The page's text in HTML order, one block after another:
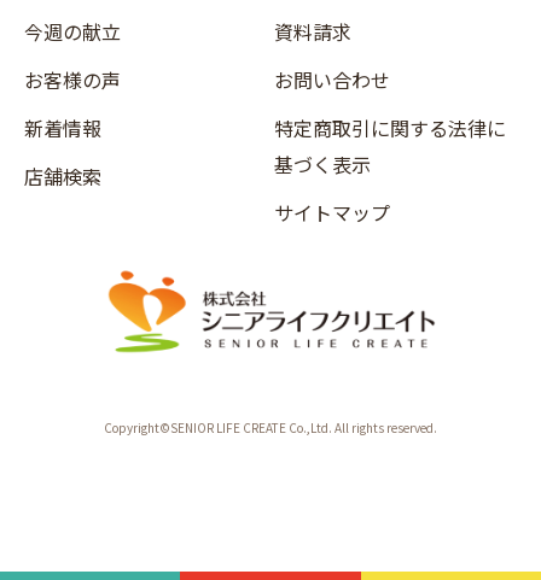
今週の献立
お客様の声
新着情報
店舗検索
資料請求
お問い合わせ
特定商取引に関する法律に
基づく表示
サイトマップ
Copyright©SENIOR LIFE CREATE Co.,Ltd. All rights reserved.